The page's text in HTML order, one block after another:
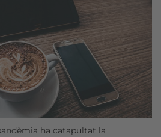
ha catapultat la